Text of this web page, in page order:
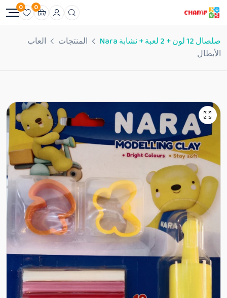
0
0
صلصال 12 لون + 2 لعبة + نشابة Nara المنتجات
العاب
الأبطال